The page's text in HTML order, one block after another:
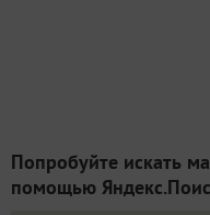
Попробуйте искать
помощью